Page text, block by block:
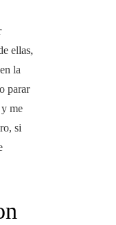
ellas,
la
parar
me
si